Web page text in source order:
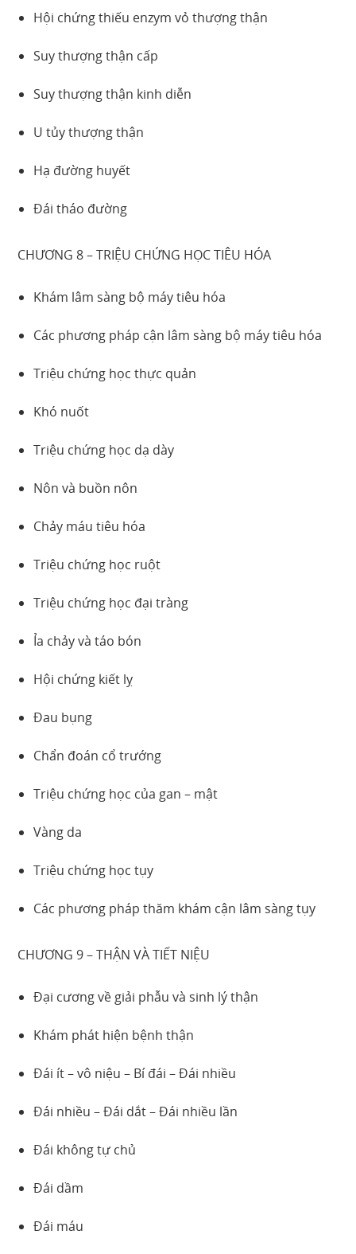
Hội chứng thiếu enzym vỏ thượng thận
Suy thượng thận cấp
Suy thượng thận kinh diễn
U tủy thượng thận
Hạ đường huyết
Đái tháo đường
CHƯƠNG 8 – TRIỆU CHỨNG HỌC TIÊU HÓA
Khám lâm sàng bộ máy tiêu hóa
Các phương pháp cận lâm sàng bộ máy tiêu hóa
Triệu chứng học thực quản
Khó nuốt
Triệu chứng học dạ dày
Nôn và buồn nôn
Chảy máu tiêu hóa
Triệu chứng học ruột
Triệu chứng học đại tràng
Ỉa chảy và táo bón
Hội chứng kiết lỵ
Đau bụng
Chẩn đoán cổ trướng
Triệu chứng học của gan – mật
Vàng da
Triệu chứng học tụy
Các phương pháp thăm khám cận lâm sàng tụy
CHƯƠNG 9 – THẬN VÀ TIẾT NIỆU
Đại cương về giải phẫu và sinh lý thận
Khám phát hiện bệnh thận
Đái ít – vô niệu – Bí đái – Đái nhiều
Đái nhiều – Đái dắt – Đái nhiều lần
Đái không tự chủ
Đái dầm
Đái máu